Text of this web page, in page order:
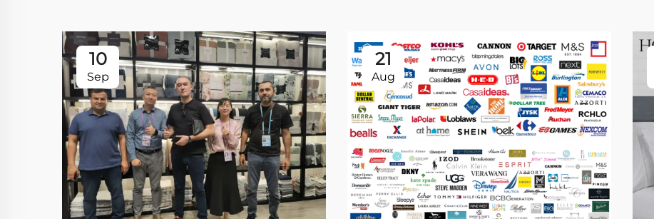
10
Sep
21
Aug